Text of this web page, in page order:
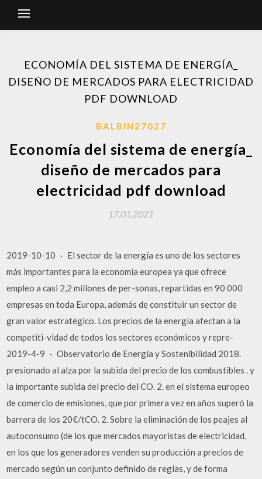
ECONOMÍA DEL SISTEMA DE ENERGÍA_
DISEÑO DE MERCADOS PARA ELECTRICIDAD
PDF DOWNLOAD
BALBIN27027
Economía del sistema de energía_
diseño de mercados para
electricidad pdf download
17.01.2021
2019-10-10 · El sector de la energía es uno de los sectores
más importantes para la economía europea ya que ofrece
empleo a casi 2,2 millones de per-sonas, repartidas en 90 000
empresas en toda Europa, además de constituir un sector de
gran valor estratégico. Los precios de la energía afectan a la
competiti-vidad de todos los sectores económicos y repre-
2019-4-9 · Observatorio de Energía y Sostenibilidad 2018.
presionado al alza por la subida del precio de los combustibles . y
la importante subida del precio del CO. 2. en el sistema europeo
de comercio de emisiones, que por primera vez en años superó la
barrera de los 20€/tCO. 2. Sobre la eliminación de los peajes al
autoconsumo (de los que mercados mayoristas de electricidad,
en los que los generadores venden su producción a precios de
mercado según un conjunto definido de reglas, y de forma